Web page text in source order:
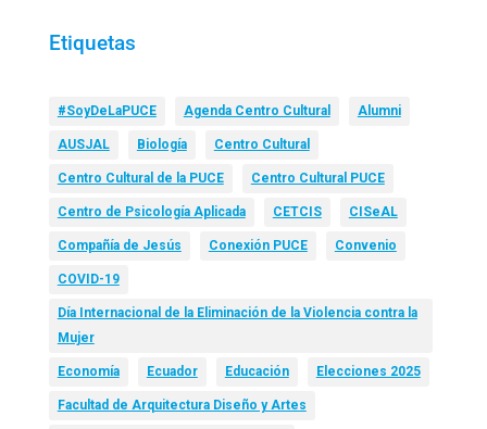
Etiquetas
#SoyDeLaPUCE Agenda Centro Cultural Alumni
AUSJAL Biología Centro Cultural
Centro Cultural de la PUCE Centro Cultural PUCE
Centro de Psicología Aplicada CETCIS CISeAL
Compañía de Jesús Conexión PUCE Convenio
COVID-19
Día Internacional de la Eliminación de la Violencia contra la
Mujer
Economía Ecuador Educación Elecciones 2025
Facultad de Arquitectura Diseño y Artes